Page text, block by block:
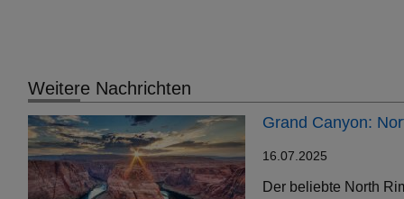
Weitere Nachrichten
Grand Canyon:
16.07.2025
Der beliebte North